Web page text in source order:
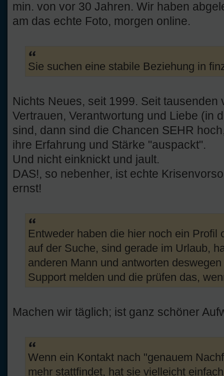
min. von vor 30 Jahren. Wir haben
am das echte Foto, morgen online.
Sie suchen eine stabile Beziehung in
Nichts Neues, seit 1999. Seit tausenden
Vertrauen, Verantwortung und Liebe (in
sind, dann sind die Chancen SEHR
ihre Erfahrung und Stärke "auspackt".
Und nicht einknickt und jault.
DAS!, so nebenher, ist echte
ernst!
Entweder haben die hier noch ein Profil
auf der Suche, sind gerade im Urlaub,
anderen Mann und antworten
Support melden und die prüfen das,
Machen wir täglich; ist ganz schöner
Wenn ein Kontakt nach "genauem
mehr stattfindet, hat sie vielleicht